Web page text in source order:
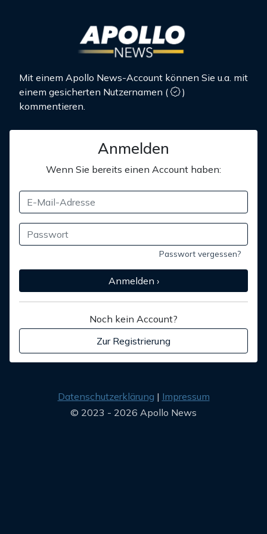
Mit einem Apollo News-Account können Sie u.a. mit
einem gesicherten Nutzernamen (
)
kommentieren.
Anmelden
Wenn Sie bereits einen Account haben:
Passwort vergessen?
Anmelden ›
Noch kein Account?
Zur Registrierung
Datenschutzerklärung
Impressum
© 2023 - 2026 Apollo News